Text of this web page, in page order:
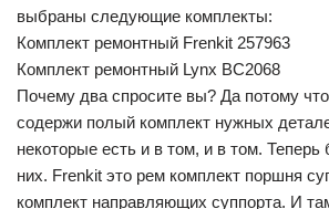
выбраны следующие комплекты:
Комплект ремонтный Frenkit 257963
Комплект ремонтный Lynx BC2068
Почему два спросите вы? Да потому
содержи полый комплект нужных
некоторые есть и в том, и в том. Теперь
них. Frenkit это рем комплект поршня
комплект направляющих суппорта. И